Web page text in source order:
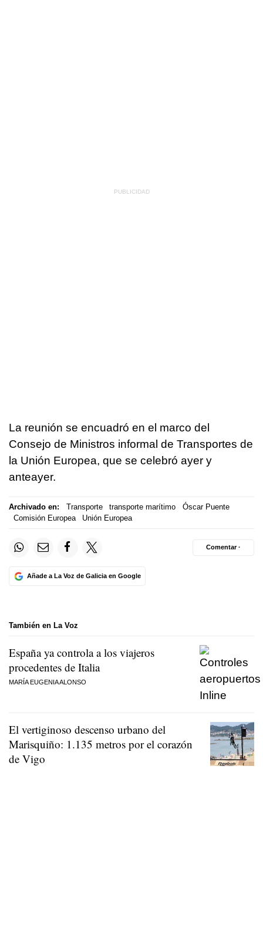
La reunión se encuadró en el marco del
Consejo de Ministros informal de Transportes de
la Unión Europea, que se celebró ayer y
anteayer.
Archivado en: Transporte transporte marítimo
Óscar Puente
Comisión Europea
Unión Europea
Añade a La Voz de Galicia en Google
Comentar ·
También en La Voz
España ya controla a los viajeros
procedentes de Italia
MARÍA EUGENIA ALONSO
El vertiginoso descenso urbano del
Marisquiño: 1.135 metros por el corazón
de Vigo